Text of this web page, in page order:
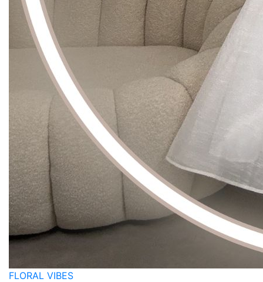
FLORAL VIBES